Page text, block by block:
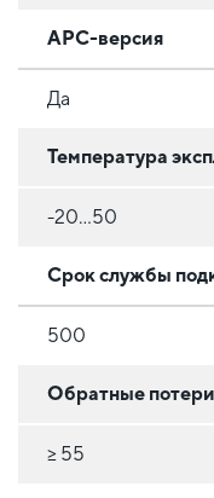
APC-версия
Да
Температура
-20...50
Срок службы
500
Обратные
≥ 55